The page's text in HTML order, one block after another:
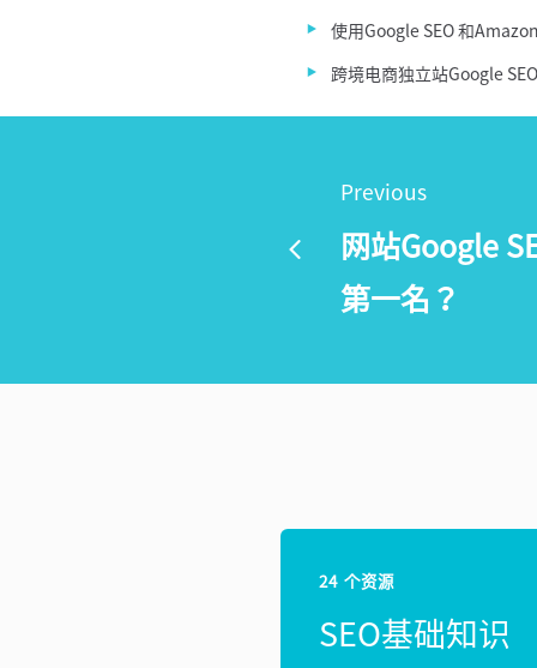
使用Google SEO 和
跨境电商独立站Google
Previous
网站Google
第一名？
24 个资源
SEO基础知识